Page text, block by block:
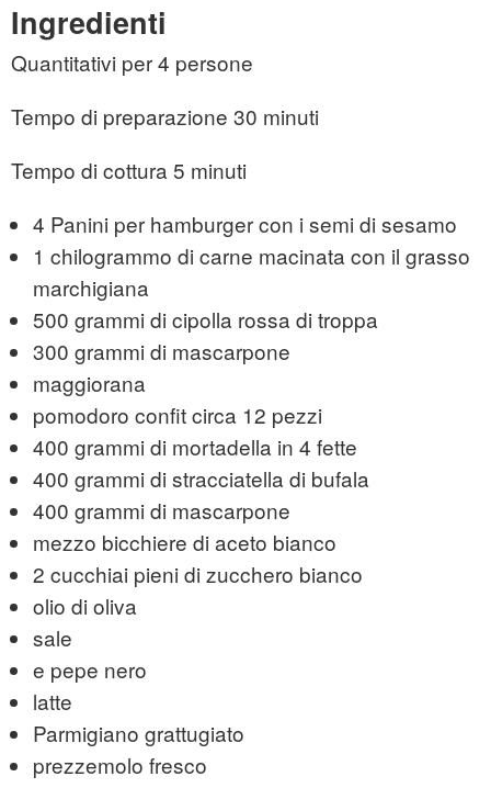
Ingredienti
Quantitativi per 4 persone
Tempo di preparazione 30 minuti
Tempo di cottura 5 minuti
4 Panini per hamburger con i semi di sesamo
1 chilogrammo di carne macinata con il grasso
marchigiana
500 grammi di cipolla rossa di troppa
300 grammi di mascarpone
maggiorana
pomodoro confit circa 12 pezzi
400 grammi di mortadella in 4 fette
400 grammi di stracciatella di bufala
400 grammi di mascarpone
mezzo bicchiere di aceto bianco
2 cucchiai pieni di zucchero bianco
olio di oliva
sale
e pepe nero
latte
Parmigiano grattugiato
prezzemolo fresco